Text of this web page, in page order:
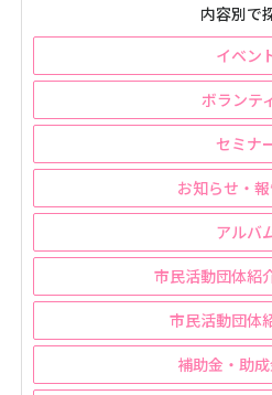
内容別で
イベン
ボランテ
セミナ
お知らせ・
アルバ
市民活動団体紹
市民活動団体
補助金・助